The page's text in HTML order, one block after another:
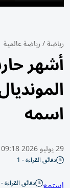
رياضة/رياضة عالمية
أشهر
اسمه
29 يوليو 2026 09:18 صباحًا
دقائق القراءة - 1
دقائق القراءة - 1